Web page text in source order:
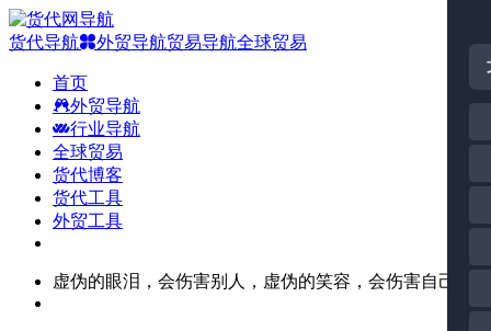
货代导航 外贸导航贸易导航全球贸易
首页
外贸导航
行业导航
全球贸易
货代博客
货代工具
外贸工具
虚伪的眼泪，会伤害别人，虚伪的笑容，会伤害自己。